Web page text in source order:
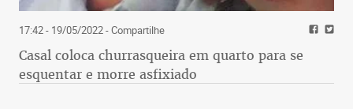
17:42 - 19/05/2022- Compartilhe
Casal coloca churrasqueira em quarto para se
esquentar e morre asfixiado